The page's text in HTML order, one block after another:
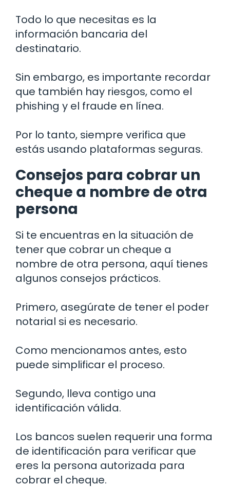
Todo lo que necesitas es la
información bancaria del
destinatario.
Sin embargo, es importante recordar
que también hay riesgos, como el
phishing y el fraude en línea.
Por lo tanto, siempre verifica que
estás usando plataformas seguras.
Consejos para cobrar un
cheque a nombre de otra
persona
Si te encuentras en la situación de
tener que cobrar un cheque a
nombre de otra persona, aquí tienes
algunos consejos prácticos.
Primero, asegúrate de tener el poder
notarial si es necesario.
Como mencionamos antes, esto
puede simplificar el proceso.
Segundo, lleva contigo una
identificación válida.
Los bancos suelen requerir una forma
de identificación para verificar que
eres la persona autorizada para
cobrar el cheque.